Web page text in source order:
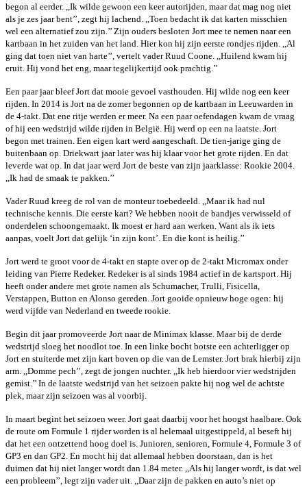
begon al eerder. ,,Ik wilde gewoon een keer autorijden, maar dat mag nog niet
als je zes jaar bent’’, zegt hij lachend. ,,Toen bedacht ik dat karten misschien
wel een alternatief zou zijn.’’ Zijn ouders besloten Jort mee te nemen naar een
kartbaan in het zuiden van het land. Hier kon hij zijn eerste rondjes rijden. ,,Al
ging dat toen niet van harte’’, vertelt vader Ruud Coone. ,,Huilend kwam hij
eruit. Hij vond het eng, maar tegelijkertijd ook prachtig.’’
Een paar jaar bleef Jort dat mooie gevoel vasthouden. Hij wilde nog een keer
rijden. In 2014 is Jort na de zomer begonnen op de kartbaan in Leeuwarden in
de 4-takt. Dat ene ritje werden er meer. Na een paar oefendagen kwam de vraag
of hij een wedstrijd wilde rijden in België. Hij werd op een na laatste. Jort
begon met trainen. Een eigen kart werd aangeschaft. De tien-jarige ging de
buitenbaan op. Driekwart jaar later was hij klaar voor het grote rijden. En dat
leverde wat op. In dat jaar werd Jort de beste van zijn jaarklasse: Rookie 2004.
,,Ik had de smaak te pakken.’’
Vader Ruud kreeg de rol van de monteur toebedeeld. ,,Maar ik had nul
technische kennis. Die eerste kart? We hebben nooit de bandjes verwisseld of
onderdelen schoongemaakt. Ik moest er hard aan werken. Want als ik iets
aanpas, voelt Jort dat gelijk ‘in zijn kont’. En die kont is heilig.’’
Jort werd te groot voor de 4-takt en stapte over op de 2-takt Micromax onder
leiding van Pierre Redeker. Redeker is al sinds 1984 actief in de kartsport. Hij
heeft onder andere met grote namen als Schumacher, Trulli, Fisicella,
Verstappen, Button en Alonso gereden. Jort gooide opnieuw hoge ogen: hij
werd vijfde van Nederland en tweede rookie.
Begin dit jaar promoveerde Jort naar de Minimax klasse. Maar bij de derde
wedstrijd sloeg het noodlot toe. In een linke bocht botste een achterligger op
Jort en stuiterde met zijn kart boven op die van de Lemster. Jort brak hierbij zijn
arm. ,,Domme pech’’, zegt de jongen nuchter. ,,Ik heb hierdoor vier wedstrijden
gemist.’’ In de laatste wedstrijd van het seizoen pakte hij nog wel de achtste
plek, maar zijn seizoen was al voorbij.
In maart begint het seizoen weer. Jort gaat daarbij voor het hoogst haalbare. Ook
de route om Formule 1 rijder worden is al helemaal uitgestippeld, al beseft hij
dat het een ontzettend hoog doel is. Junioren, senioren, Formule 4, Formule 3 of
GP3 en dan GP2. En mocht hij dat allemaal hebben doorstaan, dan is het
duimen dat hij niet langer wordt dan 1.84 meter. ,,Als hij langer wordt, is dat wel
een probleem’’, legt zijn vader uit. ,,Daar zijn de pakken en auto’s niet op